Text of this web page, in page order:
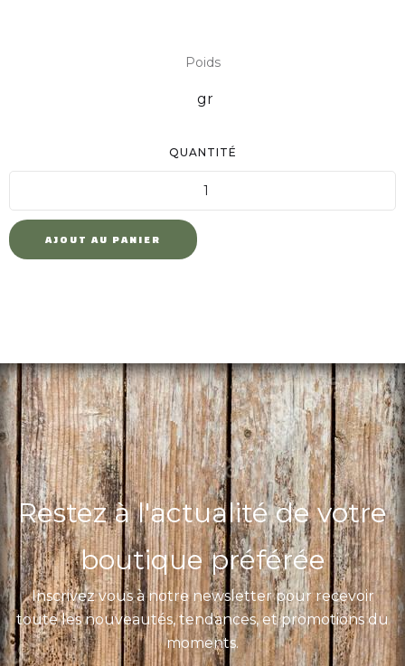
Poids
gr
QUANTITÉ
Restez à l'actualité de votre
boutique préférée
Inscrivez vous à notre newsletter pour recevoir
toute les nouveautés, tendances, et promotions du
moments.